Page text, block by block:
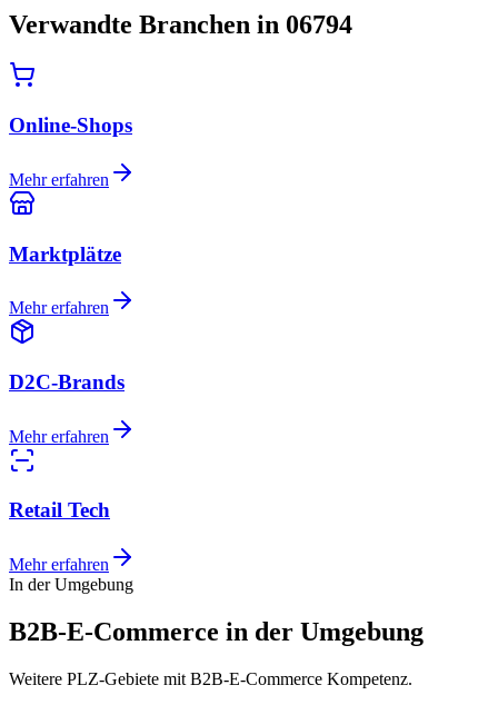
Verwandte Branchen in 06794
Online-Shops
Mehr erfahren
Marktplätze
Mehr erfahren
D2C-Brands
Mehr erfahren
Retail Tech
Mehr erfahren
In der Umgebung
B2B-E-Commerce in der Umgebung
Weitere PLZ-Gebiete mit B2B-E-Commerce Kompetenz.